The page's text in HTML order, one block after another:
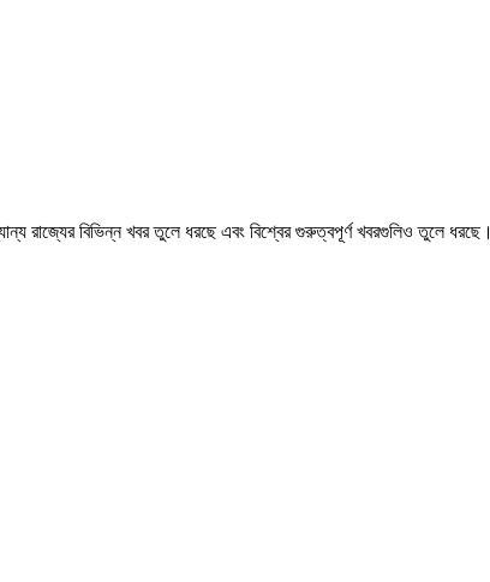
রাজ্যের বিভিন্ন খবর তুলে ধরছে এবং বিশ্বের গুরুত্বপূর্ণ খবরগুলিও তুলে ধরছে।